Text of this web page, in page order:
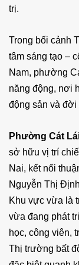
trị.
Trong bối cảnh
tâm sáng tạo –
Nam, phường
năng động, nơi
động sản và
Phường Cát
sở hữu vị trí
Nai, kết nối
Nguyễn Thị
Khu vực vừa là
vừa đang phát
học, công viên,
Thị trường bất